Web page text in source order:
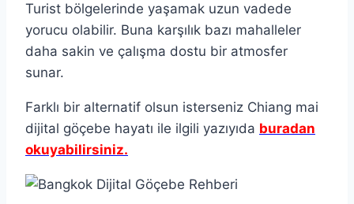
Turist bölgelerinde yaşamak uzun vadede
yorucu olabilir. Buna karşılık bazı mahalleler
daha sakin ve çalışma dostu bir atmosfer
sunar.
Farklı bir alternatif olsun isterseniz Chiang mai
dijital göçebe hayatı ile ilgili yazıyıda buradan
okuyabilirsiniz.